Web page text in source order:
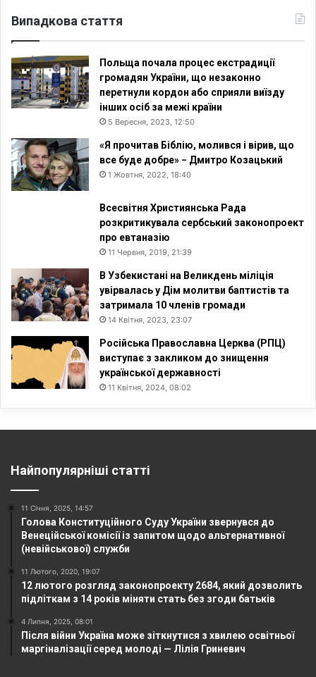
Випадкова стаття
Польща почала процес екстрадиції
громадян України, що незаконно
перетнули кордон або сприяли виїзду
інших осіб за межі країни
5 Вересня, 2023, 12:50
«Я прочитав Біблію, молився і вірив, що
все буде добре» − Дмитро Козацький
1 Жовтня, 2022, 18:40
Всесвітня Християнська Рада
розкритикувала сербський законопроект
про евтаназію
11 Червня, 2019, 21:39
В Узбекистані на Великдень міліція
увірвалась у Дім молитви баптистів та
затримала 10 членів громади
14 Квітня, 2023, 23:07
Російська Православна Церква (РПЦ)
виступає з закликом до знищення
української державності
11 Квітня, 2024, 08:02
Найпопулярніші статті
11 Січня, 2025, 14:57
Голова Конституційного Суду України звернувся до
Венеційської комісії із запитом щодо альтернативної
(невійськової) служби
11 Лютого, 2020, 19:07
12 лютого розгляд законопроекту 2684, який дозволить
підліткам з 14 років міняти стать без згоди батьків
4 Липня, 2025, 08:01
Після війни Україна може зіткнутися з хвилею освітньої
маргіналізації серед молоді — Лілія Гриневич